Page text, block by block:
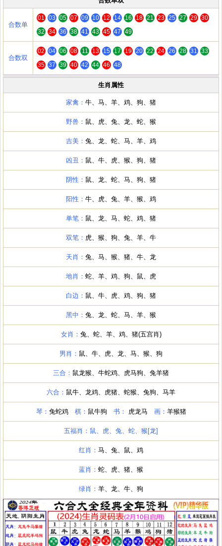
合数单
01 03 05 07 09 10 12 14 16 18 21 23 25 27 29 30
32
34 36 38 41 43 45 47 49
合数双
02 04 06 08 11 13 15 17 19 20 22 24 26 28 31
33
35 37 39 40 42 44 46 48
生肖属性
家禽： 牛、马、羊、鸡、狗、猪
野兽： 鼠、虎、兔、龙、蛇、猴
吉美： 兔、龙、蛇、马、羊、鸡
凶丑： 鼠、牛、虎、猴、狗、猪
阴性： 鼠、龙、蛇、马、狗、猪
阳性： 牛、虎、兔、羊、猴、鸡
单笔： 鼠、龙、马、蛇、鸡、猪
双笔： 虎、猴、狗、兔、羊、牛
天肖： 兔、马、猴、猪、牛、龙
地肖： 蛇、羊、鸡、狗、鼠、虎
白边： 鼠、牛、虎、鸡、狗、猪
黑中： 兔、龙、蛇、马、羊、猴
女肖： 兔、蛇、羊、鸡、猪(五宫肖)
男肖： 鼠、牛、虎、龙、马、猴、狗
三合： 鼠龙猴、牛蛇鸡、虎马狗、兔羊猪
六合： 鼠牛、龙鸡、虎猪、蛇猴、兔狗、马羊
琴： 兔蛇鸡 棋： 鼠牛狗 书： 虎龙马 画： 羊猴猪
五福肖：鼠、虎、兔、蛇、猴[龙]
红肖： 马、兔、鼠、鸡
蓝肖： 蛇、虎、猪、猴
绿肖： 羊、龙、牛、狗